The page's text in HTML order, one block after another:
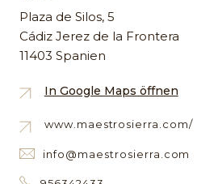
Plaza de Silos, 5
Cádiz Jerez de la Frontera
11403 Spanien
In Google Maps öffnen
www.maestrosierra.com/
info@maestrosierra.com